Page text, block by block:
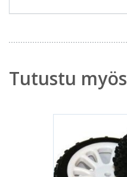
Tutustu myös